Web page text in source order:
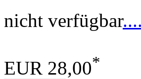
nicht verfügbar
EUR 28,00*